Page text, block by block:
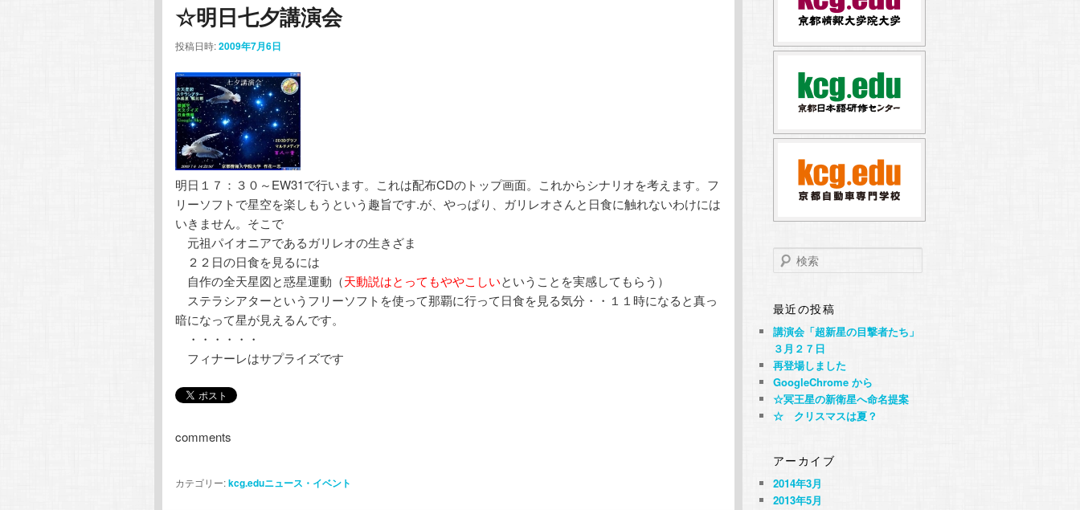
テ
ン
ツ
へ
移
動
ン
ツ
へ
移
動
☆明日七夕講演会
投稿日時:2009年7月6日
明日１７：３０～EW31で行います。これは配布CDのトップ画面。これからシナリオを考えます。フ
リーソフトで星空を楽しもうという趣旨です.が、やっぱり、ガリレオさんと日食に触れないわけには
いきません。そこで
元祖パイオニアであるガリレオの生きざま
２２日の日食を見るには
自作の全天星図と惑星運動（天動説はとってもややこしいということを実感してもらう）
ステラシアターというフリーソフトを使って那覇に行って日食を見る気分・・１１時になると真っ
暗になって星が見えるんです。
・・・・・・
フィナーレはサプライズです
comments
カテゴリー:kcg.eduニュース・イベント
検
索
最近の投稿
講演会「超新星の目撃者たち」
３月２７日
再登場しました
GoogleChrome から
☆冥王星の新衛星へ命名提案
☆ クリスマスは夏？
アーカイブ
2014年3月
2013年5月